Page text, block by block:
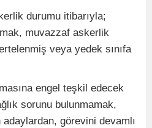
durumu itibarıyla;
muvazzaf askerlik
veya yedek sınıfa
engel teşkil edecek
sorunu bulunmamak,
görevini devamlı